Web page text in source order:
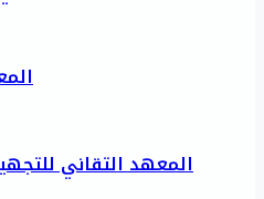
المعهد التقاني